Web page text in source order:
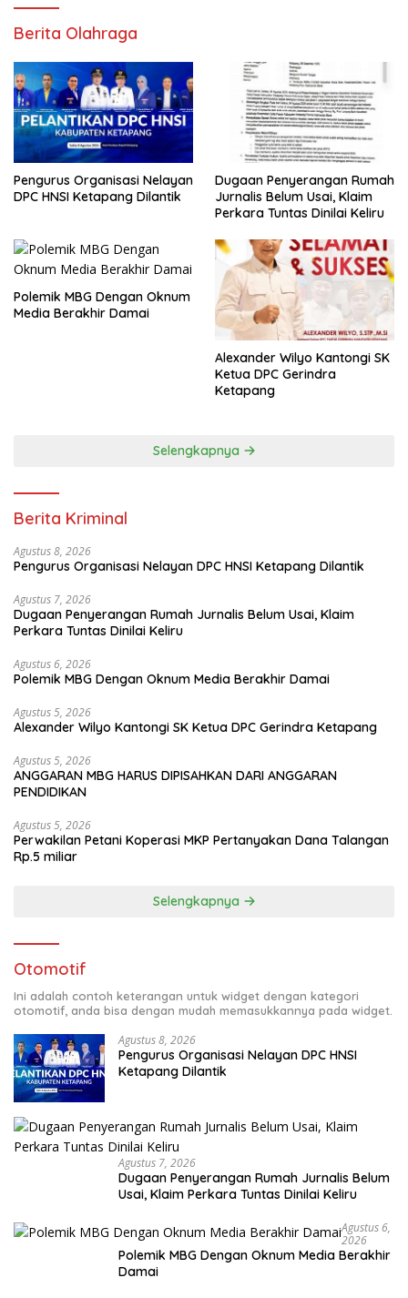
Berita Olahraga
Pengurus Organisasi Nelayan
DPC HNSI Ketapang Dilantik
Dugaan Penyerangan Rumah
Jurnalis Belum Usai, Klaim
Perkara Tuntas Dinilai Keliru
Polemik MBG Dengan Oknum
Media Berakhir Damai
Alexander Wilyo Kantongi SK
Ketua DPC Gerindra
Ketapang
Selengkapnya
Berita Kriminal
Agustus 8, 2026
Pengurus Organisasi Nelayan DPC HNSI Ketapang Dilantik
Agustus 7, 2026
Dugaan Penyerangan Rumah Jurnalis Belum Usai, Klaim
Perkara Tuntas Dinilai Keliru
Agustus 6, 2026
Polemik MBG Dengan Oknum Media Berakhir Damai
Agustus 5, 2026
Alexander Wilyo Kantongi SK Ketua DPC Gerindra Ketapang
Agustus 5, 2026
ANGGARAN MBG HARUS DIPISAHKAN DARI ANGGARAN
PENDIDIKAN
Agustus 5, 2026
Perwakilan Petani Koperasi MKP Pertanyakan Dana Talangan
Rp.5 miliar
Selengkapnya
Otomotif
Ini adalah contoh keterangan untuk widget dengan kategori
otomotif, anda bisa dengan mudah memasukkannya pada widget.
Agustus 8, 2026
Pengurus Organisasi Nelayan DPC HNSI
Ketapang Dilantik
Agustus 7, 2026
Dugaan Penyerangan Rumah Jurnalis Belum
Usai, Klaim Perkara Tuntas Dinilai Keliru
Agustus 6,
2026
Polemik MBG Dengan Oknum Media Berakhir
Damai